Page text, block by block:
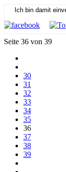
Ich bin damit
Seite 36 von 39
30
31
32
33
34
35
36
37
38
39